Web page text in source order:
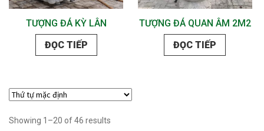
TƯỢNG ĐÁ KỲ LÂN
ĐỌC TIẾP
TƯỢNG ĐÁ QUAN ÂM 2M2
ĐỌC TIẾP
Showing 1–20 of 46 results